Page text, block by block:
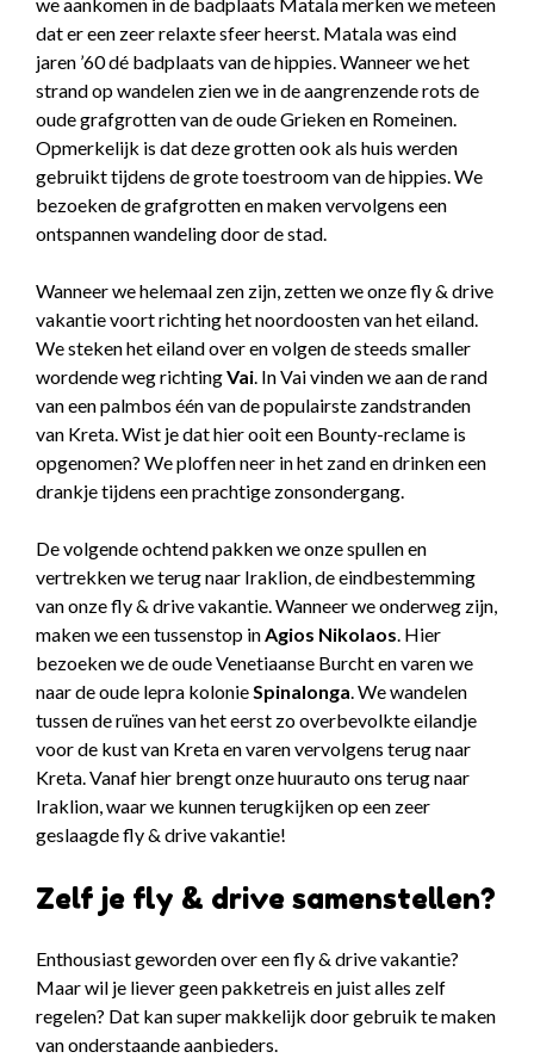
we aankomen in de badplaats Matala merken we meteen
dat er een zeer relaxte sfeer heerst. Matala was eind
jaren ’60 dé badplaats van de hippies. Wanneer we het
strand op wandelen zien we in de aangrenzende rots de
oude grafgrotten van de oude Grieken en Romeinen.
Opmerkelijk is dat deze grotten ook als huis werden
gebruikt tijdens de grote toestroom van de hippies. We
bezoeken de grafgrotten en maken vervolgens een
ontspannen wandeling door de stad.
Wanneer we helemaal zen zijn, zetten we onze fly & drive
vakantie voort richting het noordoosten van het eiland.
We steken het eiland over en volgen de steeds smaller
wordende weg richtingVai. In Vai vinden we aan de rand
van een palmbos één van de populairste zandstranden
van Kreta. Wist je dat hier ooit een Bounty-reclame is
opgenomen? We ploffen neer in het zand en drinken een
drankje tijdens een prachtige zonsondergang.
De volgende ochtend pakken we onze spullen en
vertrekken we terug naar Iraklion, de eindbestemming
van onze fly & drive vakantie. Wanneer we onderweg zijn,
maken we een tussenstop inAgios Nikolaos. Hier
bezoeken we de oude Venetiaanse Burcht en varen we
naar de oude lepra kolonieSpinalonga. We wandelen
tussen de ruïnes van het eerst zo overbevolkte eilandje
voor de kust van Kreta en varen vervolgens terug naar
Kreta. Vanaf hier brengt onze huurauto ons terug naar
Iraklion, waar we kunnen terugkijken op een zeer
geslaagde fly & drive vakantie!
Zelf je fly & drive samenstellen?
Enthousiast geworden over een fly & drive vakantie?
Maar wil je liever geen pakketreis en juist alles zelf
regelen? Dat kan super makkelijk door gebruik te maken
van onderstaande aanbieders.